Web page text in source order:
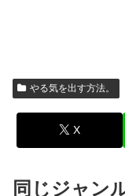
やる気を出す方法。
X
同じジャン